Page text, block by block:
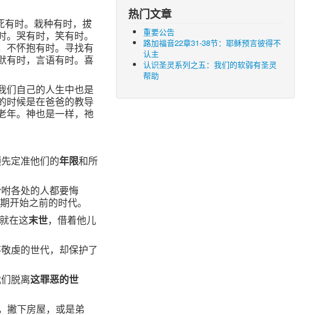
有时。栽种有时，拔
哭有时，笑有时。
不怀抱有时。寻找有
有时，言语有时。喜
们自己的人生中也是
时候是在爸爸的教导
年。神也是一样，祂
定准他们的年限和所
各处的人都要悔
开始之前的时代。
在这末世，借着他儿
虔的世代，却保护了
脱离这罪恶的世
撇下房屋，或是弟
热门文章
重要公告
路加福音22章31-38节：耶稣预言彼得不
认主
认识圣灵系列之五：我们的软弱有圣灵
帮助